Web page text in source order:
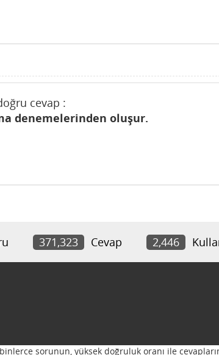
cevap :
denemelerinden oluşur.
371,323 Cevap 2,446
sorunun, yüksek doğruluk oranı ile